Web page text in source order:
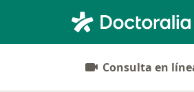
Consulta en